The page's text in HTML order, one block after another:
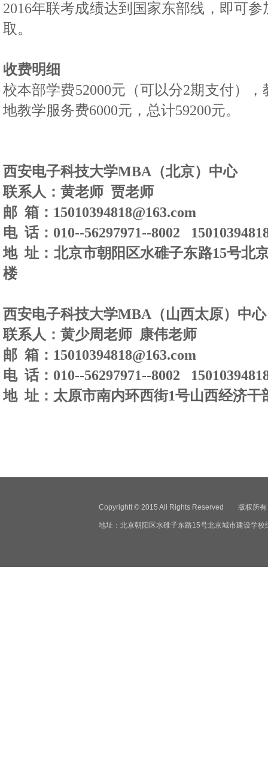
2016年联考成绩达到 国家东部线， 即可参
取。
收费明细
校本部学费52000元（可以分2期支付），
地教学服务费6000元，总计59200元。
西安电子科技大学MBA（北京）中心
联系人：黄老师 贾老师
邮 箱： 15010394818@163.com
电 话： 010--56297971--8002
地 址：北京市朝阳区水碓子东路15号北
楼
西安电子科技大学MBA（山西太原） 中心
联系人：黄少周老师 康伟老师
邮 箱： 15010394818@163.com
电 话： 010--56297971--8002
地 址：太原市南内环西街1号山西经济干
Copyrightt © 2015 All Rights Reserved 版权所有
地址：北京朝阳区水碓子东路15号北京城市建